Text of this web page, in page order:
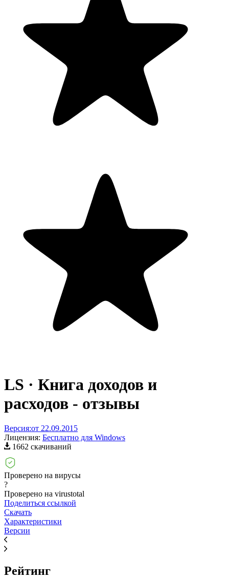
LS · Книга доходов и
расходов - отзывы
Версия:от 22.09.2015
Лицензия: Бесплатно для Windows
1662 скачиваний
Проверено на вирусы
?
Проверено на virustotal
Поделиться ссылкой
Скачать
Характеристики
Версии
Рейтинг